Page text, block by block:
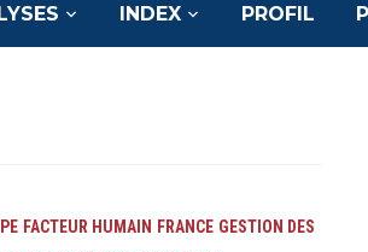
INDEX PROFIL
FACTEUR HUMAIN FRANCE GESTION DES